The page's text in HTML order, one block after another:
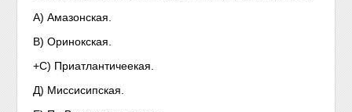
А) Амазонская.
B) Оринокская.
+С) Приатлантичеекая.
Д) Миссисипская.